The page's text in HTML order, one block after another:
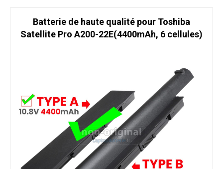
Batterie de haute qualité pour Toshiba
Satellite Pro A200-22E(4400mAh, 6 cellules)